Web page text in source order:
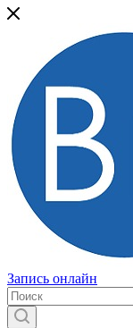
Запись онлайн